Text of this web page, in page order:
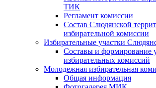
ТИК
Регламент комиссии
Состав Слюдянской
избирательной комиссии
Избирательные участки
Составы и формирование
избирательных комиссий
Молодежная избирательная
Общая информация